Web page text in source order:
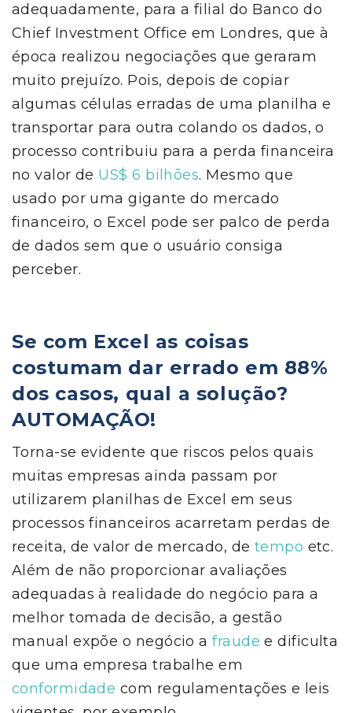
adequadamente, para a filial do Banco do
Chief Investment Office em Londres, que à
época realizou negociações que geraram
muito prejuízo. Pois, depois de copiar
algumas células erradas de uma planilha e
transportar para outra colando os dados, o
processo contribuiu para a perda financeira
no valor de US$ 6 bilhões. Mesmo que
usado por uma gigante do mercado
financeiro, o Excel pode ser palco de perda
de dados sem que o usuário consiga
perceber.
Se com Excel as coisas
costumam dar errado em 88%
dos casos, qual a solução?
AUTOMAÇÃO!
Torna-se evidente que riscos pelos quais
muitas empresas ainda passam por
utilizarem planilhas de Excel em seus
processos financeiros acarretam perdas de
receita, de valor de mercado, de tempo etc.
Além de não proporcionar avaliações
adequadas à realidade do negócio para a
melhor tomada de decisão, a gestão
manual expõe o negócio afraude e dificulta
que uma empresa trabalhe em
conformidade com regulamentações e leis